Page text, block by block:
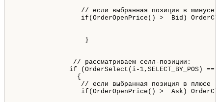
// если выбранная позиция в
if(OrderOpenPrice() >  Bid)
                  }
               // рассматриваем селл-позиции:
if (OrderSelect(i-1,SELECT_BY_POS)
                {
// если выбранная позиция в плюсе
if(OrderOpenPrice() >  Ask)